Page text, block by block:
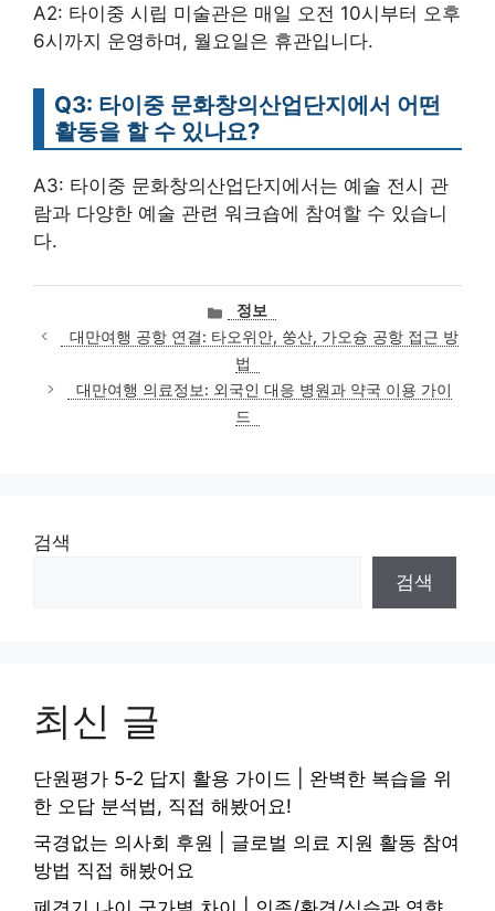
A2: 타이중 시립 미술관은 매일 오전 10시부터 오후
6시까지 운영하며, 월요일은 휴관입니다.
Q3: 타이중 문화창의산업단지에서 어떤
활동을 할 수 있나요?
A3: 타이중 문화창의산업단지에서는 예술 전시 관
람과 다양한 예술 관련 워크숍에 참여할 수 있습니
다.
카
테
고
리
정보
대만여행 공항 연결: 타오위안, 쑹산, 가오슝 공항 접근 방
법
대만여행 의료정보: 외국인 대응 병원과 약국 이용 가이
드
검색
검색
최신 글
단원평가 5-2 답지 활용 가이드 | 완벽한 복습을 위
한 오답 분석법, 직접 해봤어요!
국경없는 의사회 후원 | 글로벌 의료 지원 활동 참여
방법 직접 해봤어요